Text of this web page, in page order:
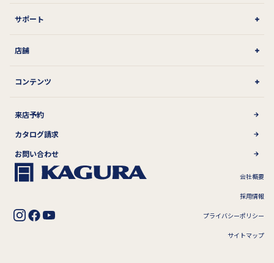
サポート
店舗
コンテンツ
来店予約
カタログ請求
お問い合わせ
会社概要
採用情報
プライバシーポリシー
サイトマップ